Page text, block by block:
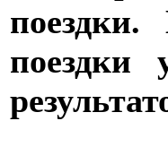
поездки